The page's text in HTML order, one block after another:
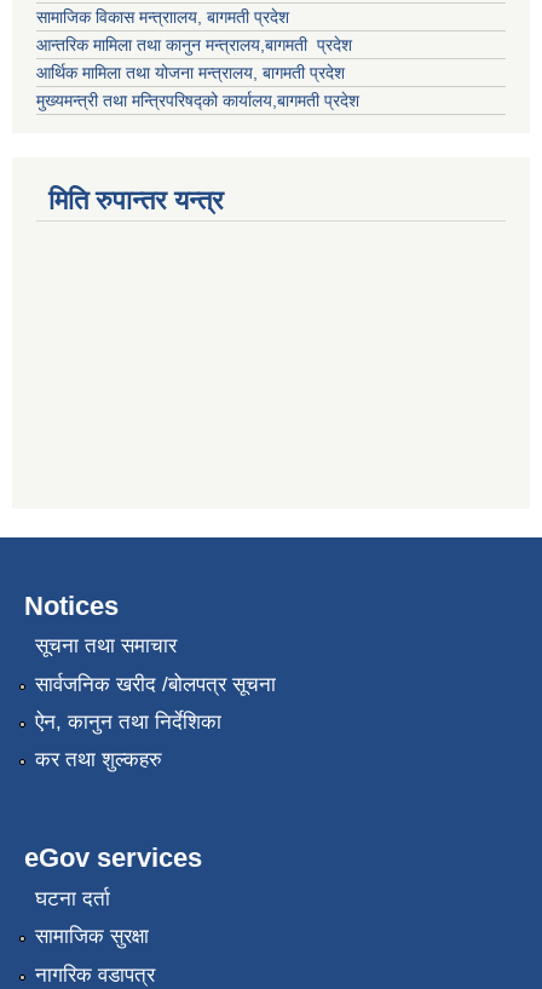
सामाजिक विकास मन्त्राालय, बागमती प्रदेश
आन्तरिक मामिला तथा कानुन मन्त्रालय,बागमती प्रदेश
आर्थिक मामिला तथा योजना मन्त्रालय, बागमती प्रदेश
मुख्यमन्त्री तथा मन्त्रिपरिषद्को कार्यालय,बागमती प्रदेश
मिति रुपान्तर यन्त्र
Notices
सूचना तथा समाचार
सार्वजनिक खरीद /बोलपत्र सूचना
ऐन, कानुन तथा निर्देशिका
कर तथा शुल्कहरु
eGov services
घटना दर्ता
सामाजिक सुरक्षा
नागरिक वडापत्र